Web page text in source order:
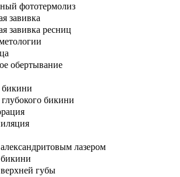
фототермолиз
завивка
завивка ресниц
обертывание
бикини
лазером
губы